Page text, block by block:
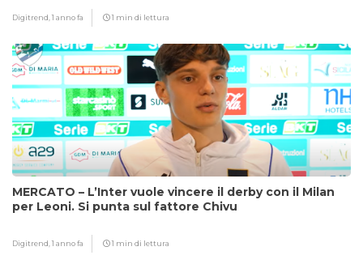
Digitrend,1 anno fa 1 min di lettura
MERCATO – L’Inter vuole vincere il derby con il Milan
per Leoni. Si punta sul fattore Chivu
Digitrend,1 anno fa 1 min di lettura